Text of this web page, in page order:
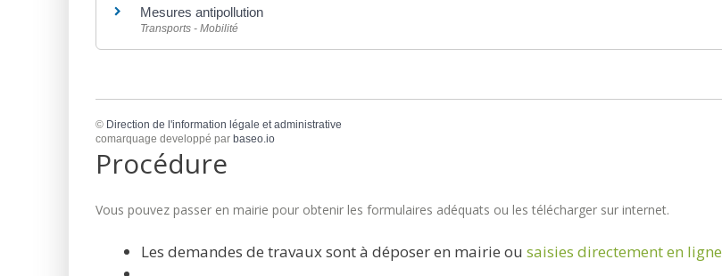
Mesures antipollution
Transports - Mobilité
© Direction de l'information légale et administrative
comarquage developpé par baseo.io
Procédure
Vous pouvez passer en mairie pour obtenir les formulaires adéquats ou les télécharger sur internet.
Les demandes de travaux sont à déposer en mairie ou saisies directement en ligne